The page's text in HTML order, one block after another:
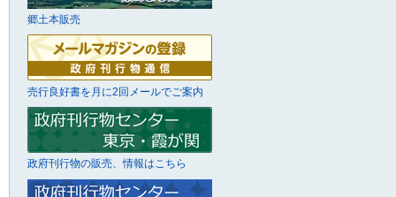
郷土本販売
売行良好書を月に2回メールでご案内
政府刊行物の販売、情報はこちら